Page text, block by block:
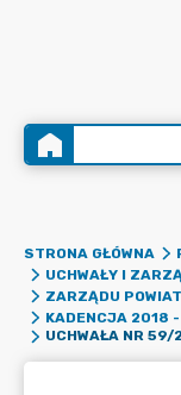
STRONA GŁÓWNA
UCHWAŁY I
ZARZĄDU
KADENCJA 2018